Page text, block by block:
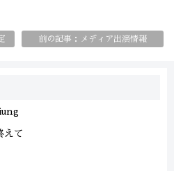
前の記事：メディア出演情報
えて